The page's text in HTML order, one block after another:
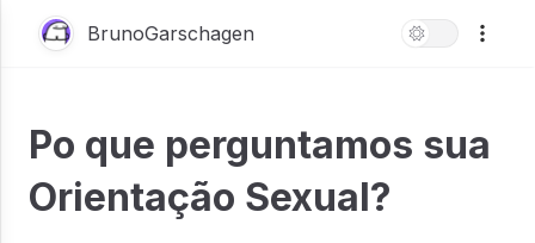
BrunoGarschagen
Po que perguntamos sua
Orientação Sexual?